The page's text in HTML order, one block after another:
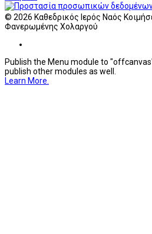
© 2026 Καθεδρικός Ιερός Ναός
Φανερωμένης Χολαργού
Publish the Menu module to
publish other modules as well.
Learn More.